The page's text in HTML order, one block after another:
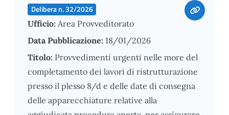
Delibera n. 32/2026
Ufficio: Area Provveditorato
Data Pubblicazione: 18/01/2026
Titolo: Provvedimenti urgenti nelle more del
completamento dei lavori di ristrutturazione
presso il plesso 8/d e delle date di consegna
delle apparecchiature relative alla